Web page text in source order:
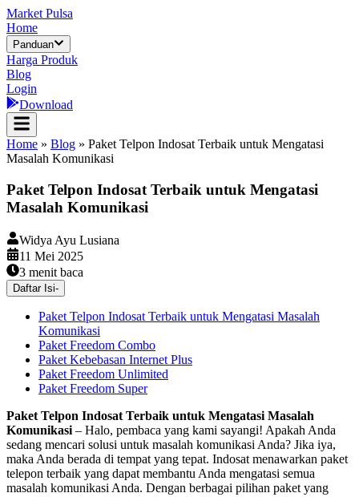
Market Pulsa
Home
Panduan
Harga Produk
Blog
Login
Download
Home » Blog » Paket Telpon Indosat Terbaik untuk Mengatasi
Masalah Komunikasi
Paket Telpon Indosat Terbaik untuk Mengatasi
Masalah Komunikasi
Widya Ayu Lusiana
11 Mei 2025
3 menit baca
Daftar Isi-
Paket Telpon Indosat Terbaik untuk Mengatasi Masalah
Komunikasi
Paket Freedom Combo
Paket Kebebasan Internet Plus
Paket Freedom Unlimited
Paket Freedom Super
Paket Telpon Indosat Terbaik untuk Mengatasi Masalah
Komunikasi – Halo, pembaca yang kami sayangi! Apakah Anda
sedang mencari solusi untuk masalah komunikasi Anda? Jika iya,
maka Anda berada di tempat yang tepat. Indosat menawarkan paket
telepon terbaik yang dapat membantu Anda mengatasi semua
masalah komunikasi Anda. Dengan berbagai pilihan paket yang